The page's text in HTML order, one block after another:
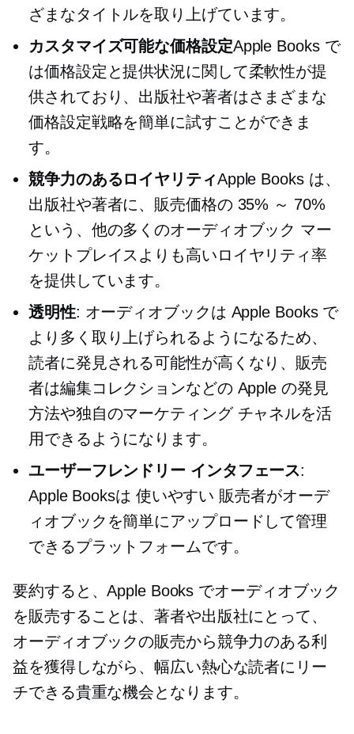
ざまなタイトルを取り上げています。
カスタマイズ可能な価格設定Apple Books で
は価格設定と提供状況に関して柔軟性が提
供されており、出版社や著者はさまざまな
価格設定戦略を簡単に試すことができま
す。
競争力のあるロイヤリティApple Books は、
出版社や著者に、販売価格の 35% ～ 70%
という、他の多くのオーディオブック マー
ケットプレイスよりも高いロイヤリティ率
を提供しています。
透明性: オーディオブックは Apple Books で
より多く取り上げられるようになるため、
読者に発見される可能性が高くなり、販売
者は編集コレクションなどの Apple の発見
方法や独自のマーケティング チャネルを活
用できるようになります。
ユーザーフレンドリー インタフェース:
Apple Booksは 使いやすい 販売者がオーデ
ィオブックを簡単にアップロードして管理
できるプラットフォームです。
要約すると、Apple Books でオーディオブック
を販売することは、著者や出版社にとって、
オーディオブックの販売から競争力のある利
益を獲得しながら、幅広い熱心な読者にリー
チできる貴重な機会となります。